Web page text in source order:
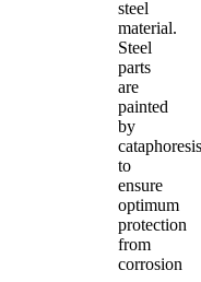
steel
material.
Steel
parts
are
painted
by
cataphoresis
to
ensure
optimum
protection
from
corrosion